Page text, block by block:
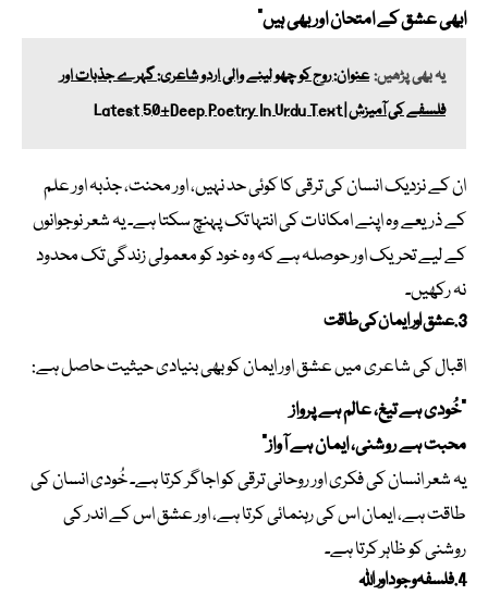
ابھی عشق کے امتحان اور بھی ہیں”
یہ بھی پڑھیں:عنوان: روح کو چھو لینے والی اردو شاعری: گہرے جذبات اور
فلسفے کی آمیزش | Latest 50+Deep Poetry In Urdu Text
ان کے نزدیک انسان کی ترقی کا کوئی حد نہیں، اور محنت، جذبہ اور علم
کے ذریعے وہ اپنے امکانات کی انتہا تک پہنچ سکتا ہے۔ یہ شعر نوجوانوں
کے لیے تحریک اور حوصلہ ہے کہ وہ خود کو معمولی زندگی تک محدود
نہ رکھیں۔
3. عشق اور ایمان کی طاقت
اقبال کی شاعری میں عشق اور ایمان کو بھی بنیادی حیثیت حاصل ہے:
“خُودی ہے تیغ، عالم ہے پرواز
محبت ہے روشنی، ایمان ہے آواز”
یہ شعر انسان کی فکری اور روحانی ترقی کو اجاگر کرتا ہے۔ خُودی انسان کی
طاقت ہے، ایمان اس کی رہنمائی کرتا ہے، اور عشق اس کے اندر کی
روشنی کو ظاہر کرتا ہے۔
4. فلسفہ وجود اور اللہ